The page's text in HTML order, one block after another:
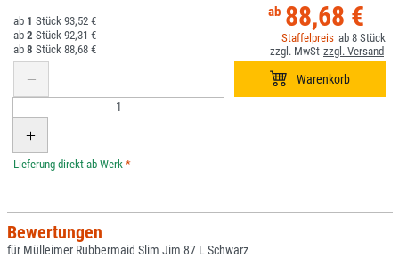
88,68 €
8
1
93,52 €
2
92,31 €
8
88,68 €
*
Bewertungen
für Mülleimer Rubbermaid Slim Jim 87 L Schwarz